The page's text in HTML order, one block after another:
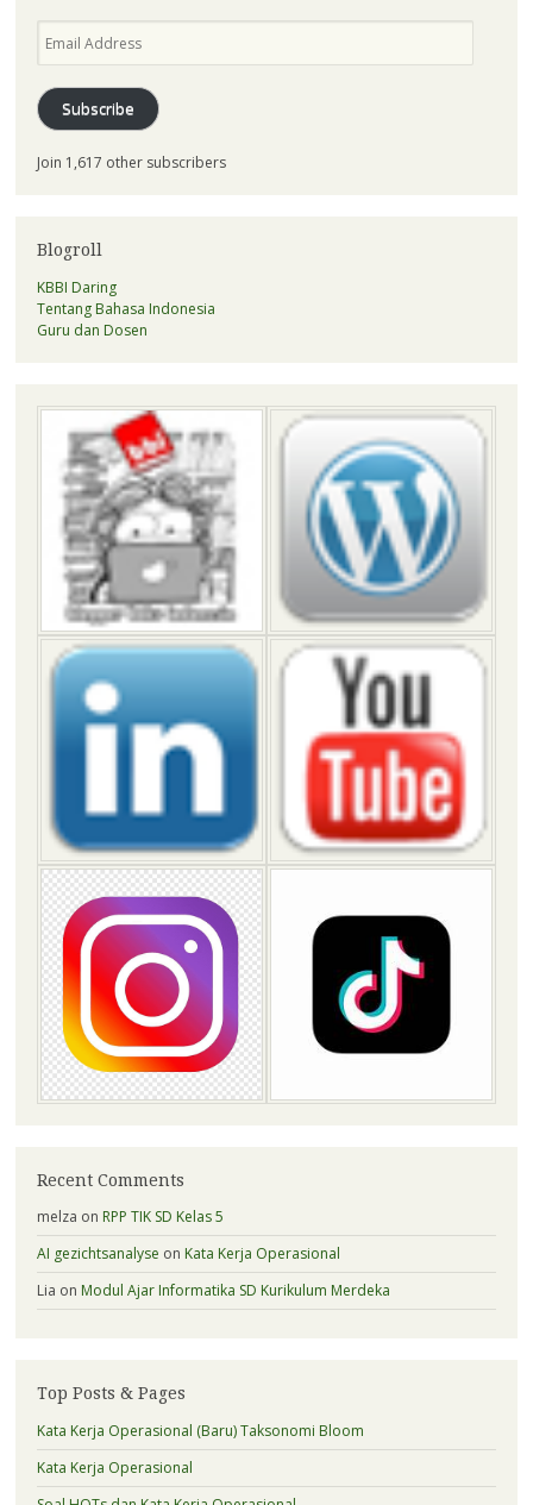
Address
Subscribe
Join 1,617 other subscribers
Blogroll
KBBI Daring
Tentang Bahasa Indonesia
Guru dan Dosen
Recent Comments
melza on RPP TIK SD Kelas 5
AI gezichtsanalyse on Kata Kerja Operasional
Lia on Modul Ajar Informatika SD Kurikulum Merdeka
Top Posts & Pages
Kata Kerja Operasional (Baru) Taksonomi Bloom
Kata Kerja Operasional